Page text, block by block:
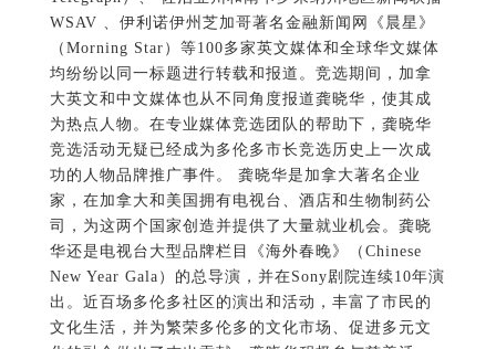
司，为这两个国家创造并提供了大量就业机会。龚晓
华还是电视台大型品牌栏目《海外春晚》（Chinese
New Year Gala）的总导演，并在Sony剧院连续10年演
出。近百场多伦多社区的演出和活动，丰富了市民的
文化生活，并为繁荣多伦多的文化市场、促进多元文
化的融合做出了杰出贡献。龚晓华积极参与慈善活
动，多次组织爱心捐款，为麦克默里堡火灾（2016
Fort McMurray wildfire）义演、地震赈灾晚会和病童
医院等的筹款，全部捐献，回馈社会。 龚晓华与
Partap Dua Singh（右）、James Mcnair（左）和
James Mcnair 的小助手Kira 加拿大国家电视台台长龚
晓华是在多伦多面临困境下，抱着希望带领多伦多市
民改变现状，让多伦多再次成为安全、宜居、可负担
和人人向往的国际大都市的理念，放下电视台的工